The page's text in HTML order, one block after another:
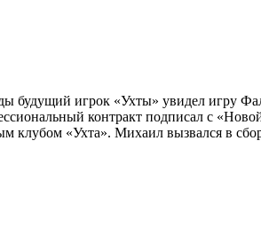
будущий игрок «Ухты» увидел игру
контракт подписал с
клубом «Ухта». Михаил вызвался в